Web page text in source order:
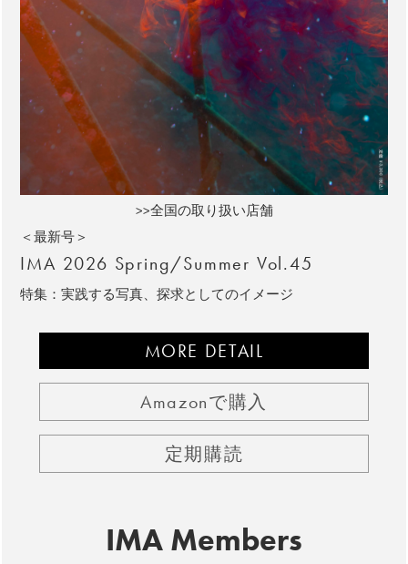
>>全国の取り扱い店舗
＜最新号＞
IMA 2026 Spring/Summer Vol.45
特集：実践する写真、探求としてのイメージ
MORE DETAIL
Amazonで購入
定期購読
IMA Members